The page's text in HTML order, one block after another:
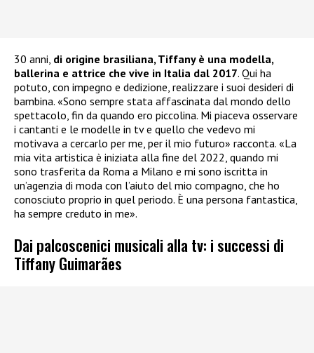
30 anni, di origine brasiliana, Tiffany è una modella,
ballerina e attrice che vive in Italia dal 2017. Qui ha
potuto, con impegno e dedizione, realizzare i suoi desideri di
bambina. «Sono sempre stata affascinata dal mondo dello
spettacolo, fin da quando ero piccolina. Mi piaceva osservare
i cantanti e le modelle in tv e quello che vedevo mi
motivava a cercarlo per me, per il mio futuro» racconta. «La
mia vita artistica è iniziata alla fine del 2022, quando mi
sono trasferita da Roma a Milano e mi sono iscritta in
un’agenzia di moda con l’aiuto del mio compagno, che ho
conosciuto proprio in quel periodo. È una persona fantastica,
ha sempre creduto in me».
Dai palcoscenici musicali alla tv: i successi di
Tiffany Guimarães